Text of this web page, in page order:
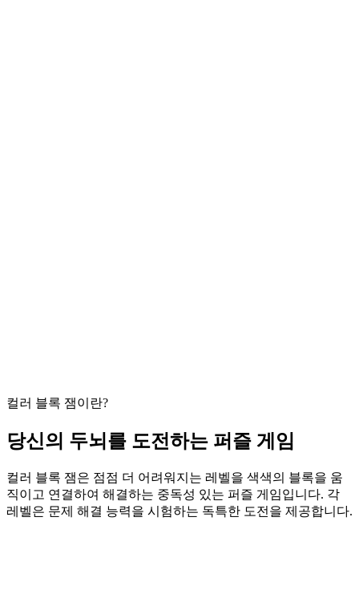
컬러 블록 잼이란?
당신의 두뇌를 도전하는 퍼즐 게임
컬러 블록 잼은 점점 더 어려워지는 레벨을 색색의 블록을 움
직이고 연결하여 해결하는 중독성 있는 퍼즐 게임입니다. 각
레벨은 문제 해결 능력을 시험하는 독특한 도전을 제공합니다.